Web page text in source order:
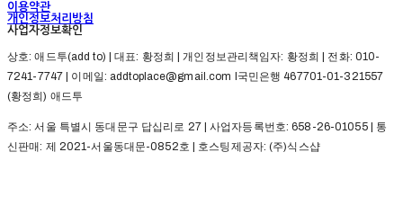
이용약관
개인정보처리방침
사업자정보확인
상호: 애드투(add to) | 대표: 황정희 | 개인정보관리책임자: 황정희 | 전화: 010-
7241-7747 | 이메일: addtoplace@gmail.com l국민은행 467701-01-321557
(황정희) 애드투
주소: 서울 특별시 동대문구 답십리로 27 | 사업자등록번호:658-26-01055| 통
신판매: 제 2021-서울동대문-0852호 | 호스팅제공자: (주)식스샵